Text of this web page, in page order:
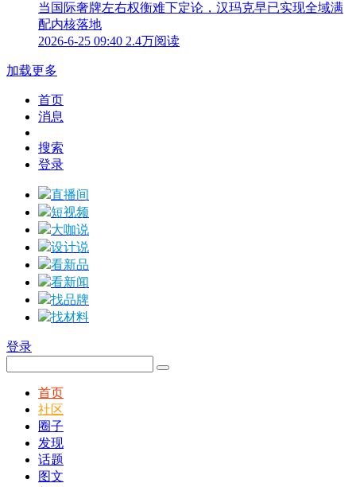
当国际奢牌左右权衡难下定论，汉玛克早已实现全域满
配内核落地
2026-6-25 09:40 2.4万阅读
加载更多
首页
消息
搜索
登录
直播间
短视频
大咖说
设计说
看新品
看新闻
找品牌
找材料
登录
首页
社区
圈子
发现
话题
图文